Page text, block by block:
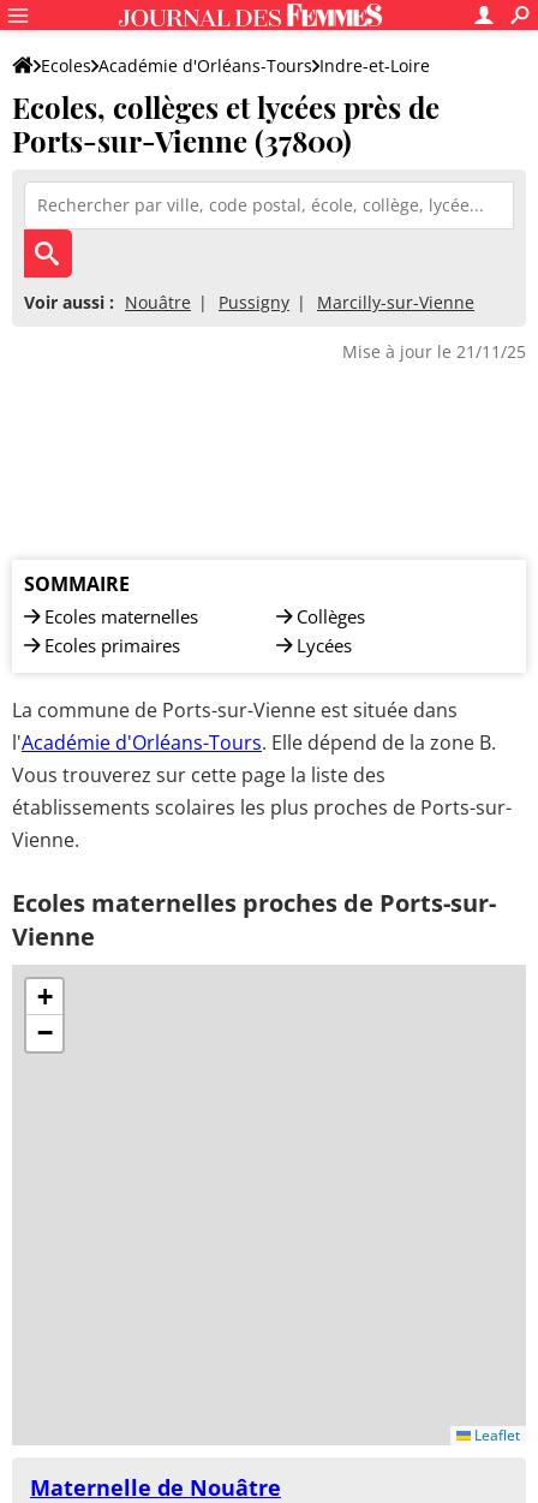
Ecoles Académie d'Orléans-Tours Indre-et-Loire
Ecoles, collèges et lycées près de
Ports-sur-Vienne (37800)
Voir aussi : Nouâtre Pussigny Marcilly-sur-Vienne
Mise à jour le 21/11/25
SOMMAIRE
Ecoles maternelles
Ecoles primaires
Collèges
Lycées
La commune de Ports-sur-Vienne est située dans
l'Académie d'Orléans-Tours. Elle dépend de la zone B.
Vous trouverez sur cette page la liste des
établissements scolaires les plus proches de Ports-sur-
Vienne.
Ecoles maternelles proches de Ports-sur-
Vienne
+
−
Leaflet
Maternelle de Nouâtre